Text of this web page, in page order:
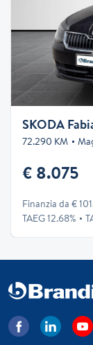
SKODA
72.290 KM
€ 8.075
Finanzia da € 101
TAEG 12.68%